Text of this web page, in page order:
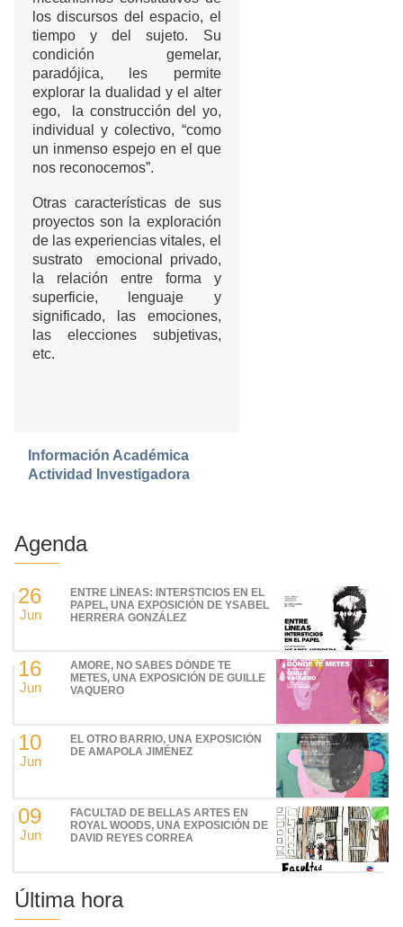
los discursos del espacio, el
tiempo y del sujeto. Su
condición gemelar,
paradójica, les permite
explorar la dualidad y el alter
ego, la construcción del yo,
individual y colectivo, “como
un inmenso espejo en el que
nos reconocemos”.
Otras características de sus
proyectos son la exploración
de las experiencias vitales, el
sustrato emocional privado,
la relación entre forma y
superficie, lenguaje y
significado, las emociones,
las elecciones subjetivas,
etc.
Información Académica
Actividad Investigadora
Agenda
26
Jun
ENTRE LÍNEAS: INTERSTICIOS EN EL
PAPEL, UNA EXPOSICIÓN DE YSABEL
HERRERA GONZÁLEZ
16
Jun
AMORE, NO SABES DÓNDE TE
METES, UNA EXPOSICIÓN DE GUILLE
VAQUERO
10
Jun
EL OTRO BARRIO, UNA EXPOSICIÓN
DE AMAPOLA JIMÉNEZ
09
Jun
FACULTAD DE BELLAS ARTES EN
ROYAL WOODS, UNA EXPOSICIÓN DE
DAVID REYES CORREA
Última hora